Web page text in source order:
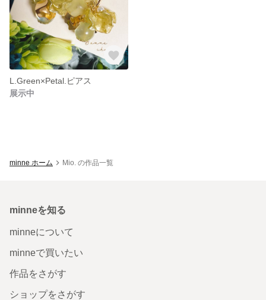
L.Green×Petal.ピアス
展示中
minne ホーム Mio. の作品一覧
minneを知る
minneについて
minneで買いたい
作品をさがす
ショップをさがす